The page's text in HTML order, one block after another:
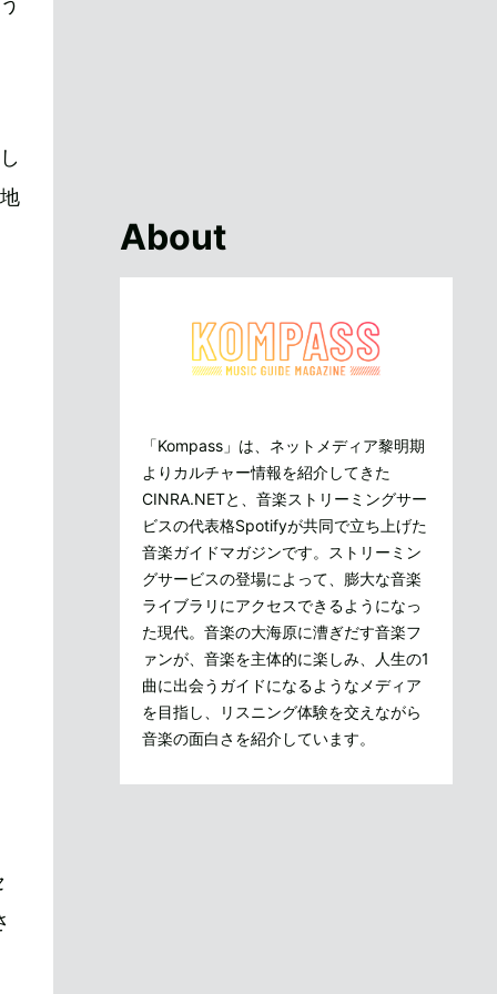
About
「Kompass」は、ネットメディア黎明期
よりカルチャー情報を紹介してきた
CINRA.NETと、音楽ストリーミングサー
ビスの代表格Spotifyが共同で立ち上げた
音楽ガイドマガジンです。ストリーミン
グサービスの登場によって、膨大な音楽
ライブラリにアクセスできるようになっ
た現代。音楽の大海原に漕ぎだす音楽フ
ァンが、音楽を主体的に楽しみ、人生の1
曲に出会うガイドになるようなメディア
を目指し、リスニング体験を交えながら
音楽の面白さを紹介しています。